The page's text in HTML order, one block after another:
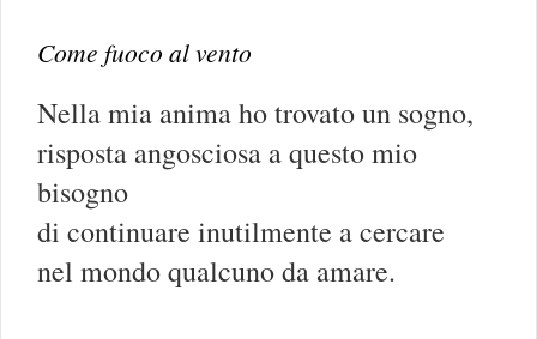
Come fuoco al vento
Nella mia anima ho trovato un sogno,
risposta angosciosa a questo mio
bisogno
di continuare inutilmente a cercare
nel mondo qualcuno da amare.